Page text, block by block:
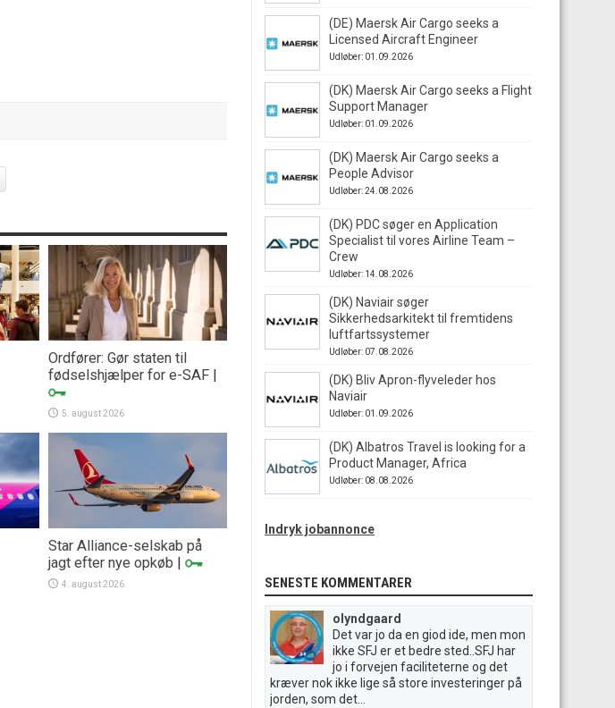
Ordfører: Gør staten til
fødselshjælper for e-SAF |
5. august 2026
Star Alliance-selskab på
jagt efter nye opkøb |
4. august 2026
(DE) Maersk Air Cargo seeks a
Licensed Aircraft Engineer
Udløber: 01.09.2026
(DK) Maersk Air Cargo seeks a Flight
Support Manager
Udløber: 01.09.2026
(DK) Maersk Air Cargo seeks a
People Advisor
Udløber: 24.08.2026
(DK) PDC søger en Application
Specialist til vores Airline Team –
Crew
Udløber: 14.08.2026
(DK) Naviair søger
Sikkerhedsarkitekt til fremtidens
luftfartssystemer
Udløber: 07.08.2026
(DK) Bliv Apron-flyveleder hos
Naviair
Udløber: 01.09.2026
(DK) Albatros Travel is looking for a
Product Manager, Africa
Udløber: 08.08.2026
Indryk jobannonce
SENESTE KOMMENTARER
olyndgaard
Det var jo da en giod ide, men mon
ikke SFJ er et bedre sted..SFJ har
jo i forvejen faciliteterne og det
kræver nok ikke lige så store investeringer på
jorden, som det...